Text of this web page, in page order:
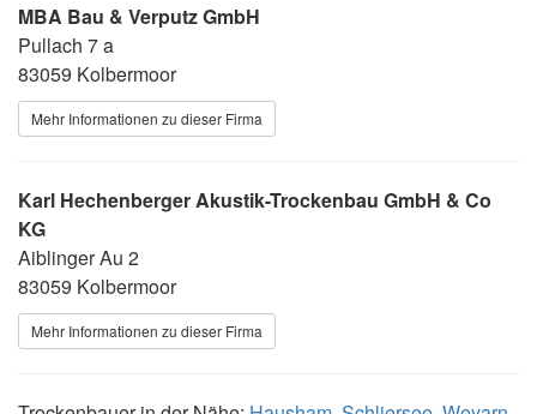
MBA Bau & Verputz GmbH
Pullach 7 a
83059 Kolbermoor
Mehr Informationen zu dieser Firma
Karl Hechenberger Akustik-Trockenbau GmbH & Co
KG
Aiblinger Au 2
83059 Kolbermoor
Mehr Informationen zu dieser Firma